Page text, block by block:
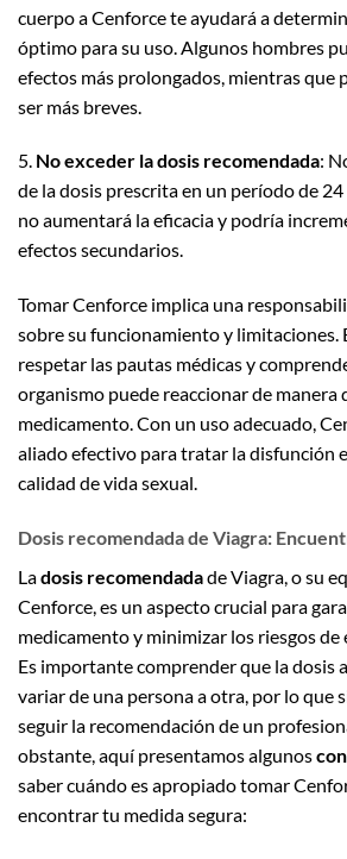
cuerpo a Cenforce te ayudará a
óptimo para su uso. Algunos hombres
efectos más prolongados, mientras que
ser más breves.
5. No exceder la dosis recomendada:
de la dosis prescrita en un período de
no aumentará la eficacia y podría
efectos secundarios.
Tomar Cenforce implica una
sobre su funcionamiento y limitaciones.
respetar las pautas médicas y
organismo puede reaccionar de manera
medicamento. Con un uso adecuado,
aliado efectivo para tratar la disfunción
calidad de vida sexual.
Dosis recomendada de Viagra:
Ladosis recomendadade Viagra, o su
Cenforce, es un aspecto crucial para
medicamento y minimizar los riesgos de
Es importante comprender que la dosis
variar de una persona a otra, por lo que
seguir la recomendación de un
obstante, aquí presentamos algunos
saber cuándo es apropiado tomar
encontrar tu medida segura: